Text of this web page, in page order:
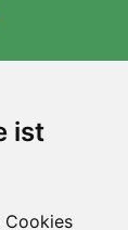
ist
Cookies
EUR